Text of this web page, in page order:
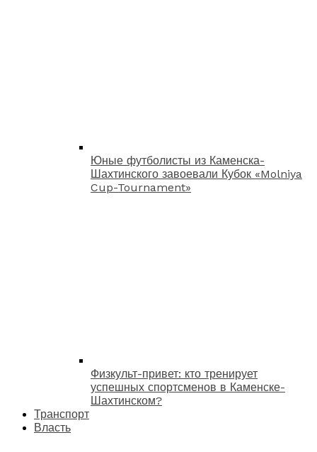
Юные футболисты из Каменска-
Шахтинского завоевали Кубок «Molniya
Cup-Tournament»
Физкульт-привет: кто тренирует
успешных спортсменов в Каменске-
Шахтинском?
Транспорт
Власть